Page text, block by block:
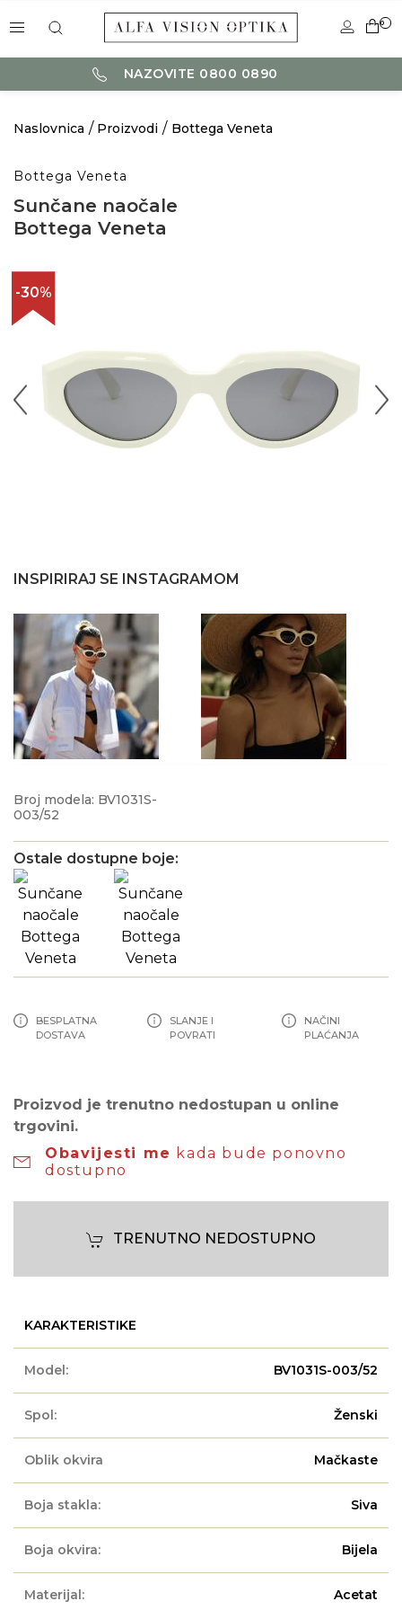
0
NAZOVITE 0800 0890
Naslovnica Proizvodi Bottega Veneta
Bottega Veneta
Sunčane naočale
Bottega Veneta
-30%
INSPIRIRAJ SE INSTAGRAMOM
Broj modela: BV1031S-
003/52
Ostale dostupne boje:
BESPLATNA
DOSTAVA
SLANJE I
POVRATI
NAČINI
PLAĆANJA
Proizvod je trenutno nedostupan u online
trgovini.
Obavijesti me kada bude ponovno
dostupno
TRENUTNO NEDOSTUPNO
KARAKTERISTIKE
Model: BV1031S-003/52
Spol: Ženski
Oblik okvira Mačkaste
Boja stakla: Siva
Boja okvira: Bijela
Materijal: Acetat